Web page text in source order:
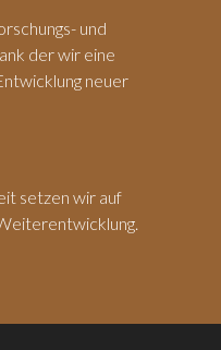
und
der wir eine
neuer
setzen wir auf